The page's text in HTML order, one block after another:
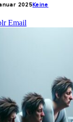
2025Keine
Email